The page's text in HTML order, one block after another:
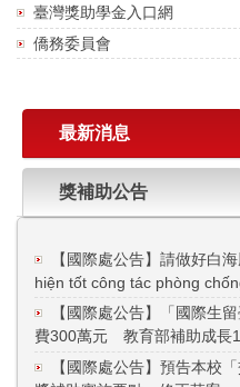
臺灣獎助學金入口網
僑務委員會
最新消息
獎補助公告
【國際處公告】請做好白
hiện tốt công tác phòng
【國際處公告】「國際生
費300萬元 教育部補助成長
【國際處公告】預告本校